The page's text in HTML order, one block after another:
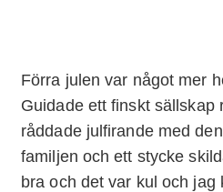
Förra julen var något mer
Guidade ett finskt sällskap
råddade julfirande med
familjen och ett stycke
bra och det var kul och jag